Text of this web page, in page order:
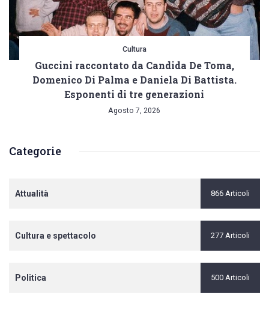
Cultura
Guccini raccontato da Candida De Toma,
Domenico Di Palma e Daniela Di Battista.
Esponenti di tre generazioni
Agosto 7, 2026
Categorie
Attualità 866 Articoli
Cultura e spettacolo 277 Articoli
Politica 500 Articoli